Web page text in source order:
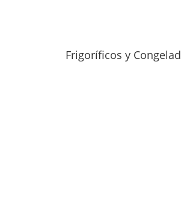
Frigoríficos y